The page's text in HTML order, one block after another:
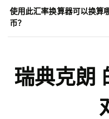
使用此汇率换算器可以换算
币？
瑞典克朗